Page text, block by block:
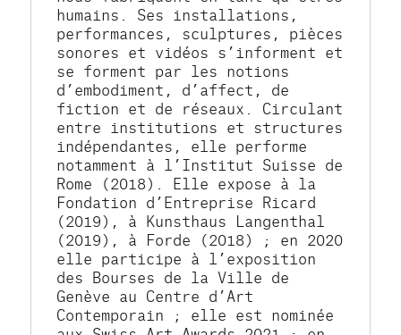
humains. Ses installations,
performances, sculptures, pièces
sonores et vidéos s’informent et
se forment par les notions
d’embodiment, d’affect, de
fiction et de réseaux. Circulant
entre institutions et structures
indépendantes, elle performe
notamment à l’Institut Suisse de
Rome (2018). Elle expose à la
Fondation d’Entreprise Ricard
(2019), à Kunsthaus Langenthal
(2019), à Forde (2018) ; en 2020
elle participe à l’exposition
des Bourses de la Ville de
Genève au Centre d’Art
Contemporain ; elle est nominée